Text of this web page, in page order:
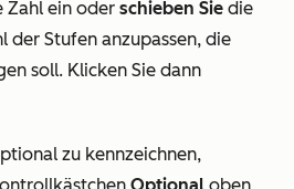
Zahl ein oder schieben Sie die
der Stufen anzupassen, die
soll. Klicken Sie dann
zu kennzeichnen,